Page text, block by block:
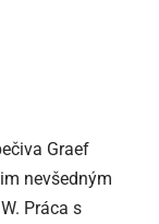
Graef
nevšedným
Práca s